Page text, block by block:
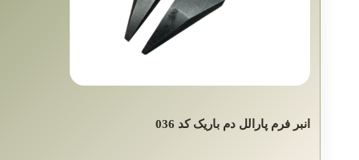
انبر فرم پارالل دم باریک کد 036